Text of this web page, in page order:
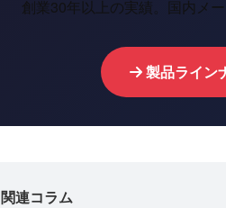
創業30年以上の実績。国内メ
製品ライン
関連コラム